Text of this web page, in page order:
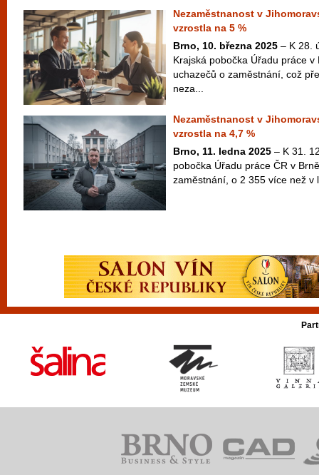
Nezaměstnanost v
vzrostla na 5 %
Brno, 10. března 2025 – K 28.
Krajská pobočka Úřadu práce v
uchazečů o zaměstnání, což
neza...
Nezaměstnanost v
vzrostla na 4,7 %
Brno, 11. ledna 2025 – K 31.
pobočka Úřadu práce ČR v
zaměstnání, o 2 355 více než v